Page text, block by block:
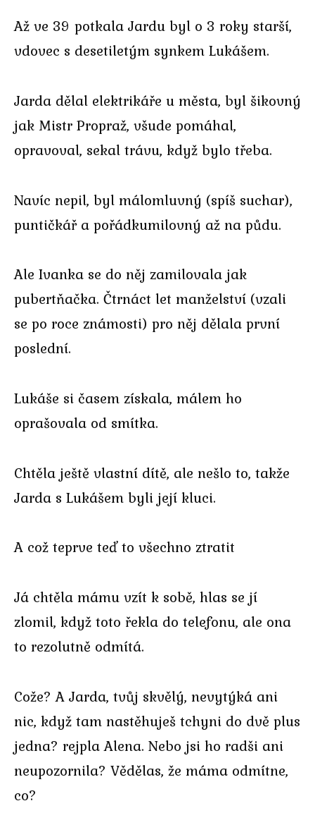
Až ve 39 potkala Jardu byl o 3 roky starší,
vdovec s desetiletým synkem Lukášem.
Jarda dělal elektrikáře u města, byl šikovný
jak Mistr Propraž, všude pomáhal,
opravoval, sekal trávu, když bylo třeba.
Navíc nepil, byl málomluvný (spíš suchar),
puntičkář a pořádkumilovný až na půdu.
Ale Ivanka se do něj zamilovala jak
pubertňačka. Čtrnáct let manželství (vzali
se po roce známosti) pro něj dělala první
poslední.
Lukáše si časem získala, málem ho
oprašovala od smítka.
Chtěla ještě vlastní dítě, ale nešlo to, takže
Jarda s Lukášem byli její kluci.
A což teprve teď to všechno ztratit
Já chtěla mámu vzít k sobě, hlas se jí
zlomil, když toto řekla do telefonu, ale ona
to rezolutně odmítá.
Cože? A Jarda, tvůj skvělý, nevytýká ani
nic, když tam nastěhuješ tchyni do dvě plus
jedna? rejpla Alena. Nebo jsi ho radši ani
neupozornila? Vědělas, že máma odmítne,
co?